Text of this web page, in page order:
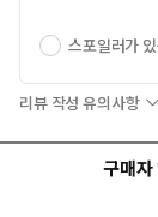
스포일러가
리뷰 작성 유의사항
구매자